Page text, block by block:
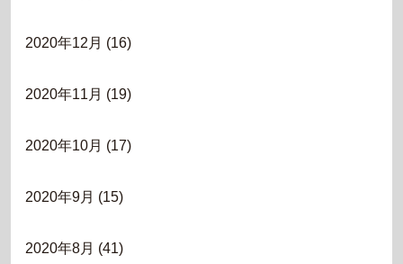
2020年12月 (16)
2020年11月 (19)
2020年10月 (17)
2020年9月 (15)
2020年8月 (41)